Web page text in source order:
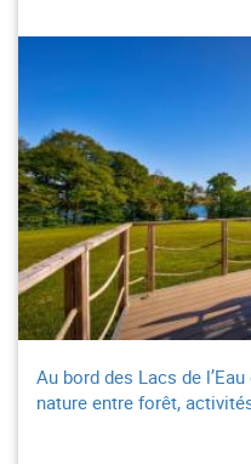
Au bord des Lacs de
nature entre forêt,